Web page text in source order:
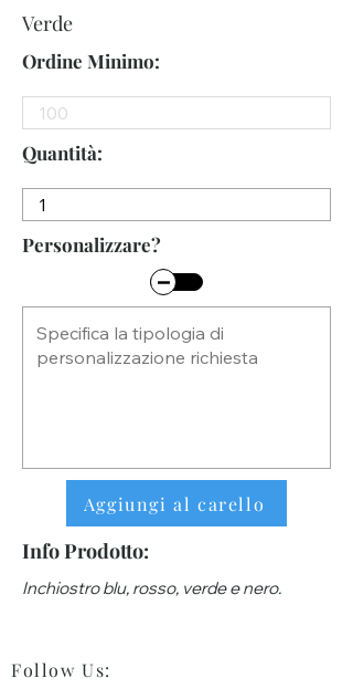
Verde
Ordine Minimo:
Quantità:
Personalizzare?
Aggiungi al carello
Info Prodotto:
Inchiostro blu, rosso, verde e nero.
Follow Us: